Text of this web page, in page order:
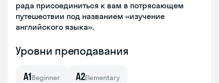
рада присоединиться к вам в потрясающем
путешествии под названием «изучение
английского языка».
Уровни преподавания
A1Beginner A2Elementary